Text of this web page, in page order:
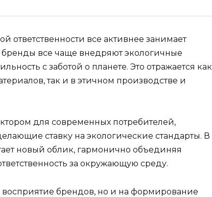
ответственности все активнее занимает
все чаще внедряют экологичные
с заботой о планете. Это отражается как
так и в этичном производстве и
для современных потребителей,
ставку на экологические стандарты. В
новый облик, гармонично объединяя
за окружающую среду.
восприятие брендов, но и на формирование